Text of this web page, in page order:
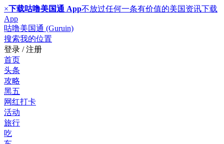
×下载咕噜美国通 App不放过任何一条有价值的美国资讯下载
App
咕噜美国通 (Guruin)
搜索我的位置
登录 / 注册
首页
头条
攻略
黑五
网红打卡
活动
旅行
吃